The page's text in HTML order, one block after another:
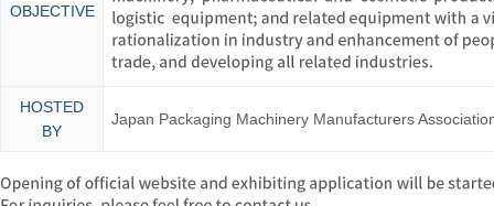
OBJECTIVE
HOSTED
BY
Japan Packaging Machinery Manufacturers